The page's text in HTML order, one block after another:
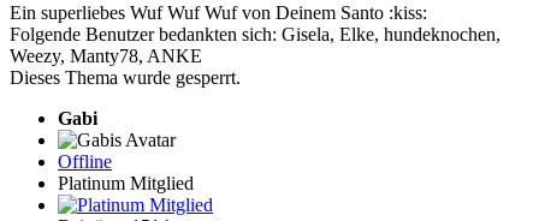
Ein superliebes Wuf Wuf Wuf von Deinem Santo :kiss:
Folgende Benutzer bedankten sich: Gisela, Elke, hundeknochen,
Weezy, Manty78, ANKE
Dieses Thema wurde gesperrt.
Gabi
Offline
Platinum Mitglied